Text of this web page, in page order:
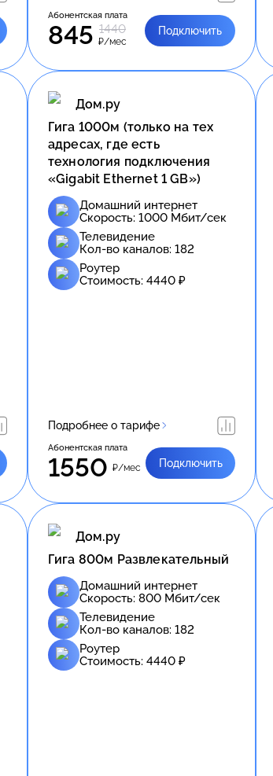
Абонентская плата
845 1440
₽/мес
Подключить
Дом.ру
Гига 1000м (только на тех
адресах, где есть
технология подключения
«Gigabit Ethernet 1 GB»)
Домашний интернет
Скорость: 1000 Мбит/сек
Телевидение
Кол-во каналов: 182
Роутер
Стоимость: 4440 ₽
Подробнее о тарифе
Абонентская плата
1550 ₽/мес Подключить
Дом.ру
Гига 800м Развлекательный
Домашний интернет
Скорость: 800 Мбит/сек
Телевидение
Кол-во каналов: 182
Роутер
Стоимость: 4440 ₽